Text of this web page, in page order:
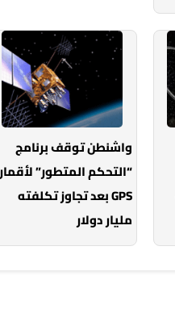
واشنطن توقف برنامج
“التحكم المتطور”
GPS بعد تجاوز تكلفته
مليار دولار